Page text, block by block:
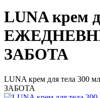
LUNA крем
ЗАБОТА
LUNA крем для тела
ЗАБОТА